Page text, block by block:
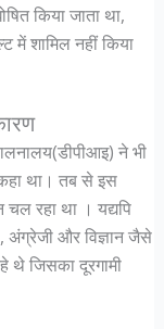
किया जाता था,
शामिल नहीं किया
ने भी
था। तब से इस
रहा था । यद्यपि
, अंग्रेजी और विज्ञान जैसे
थे जिसका दूरगामी